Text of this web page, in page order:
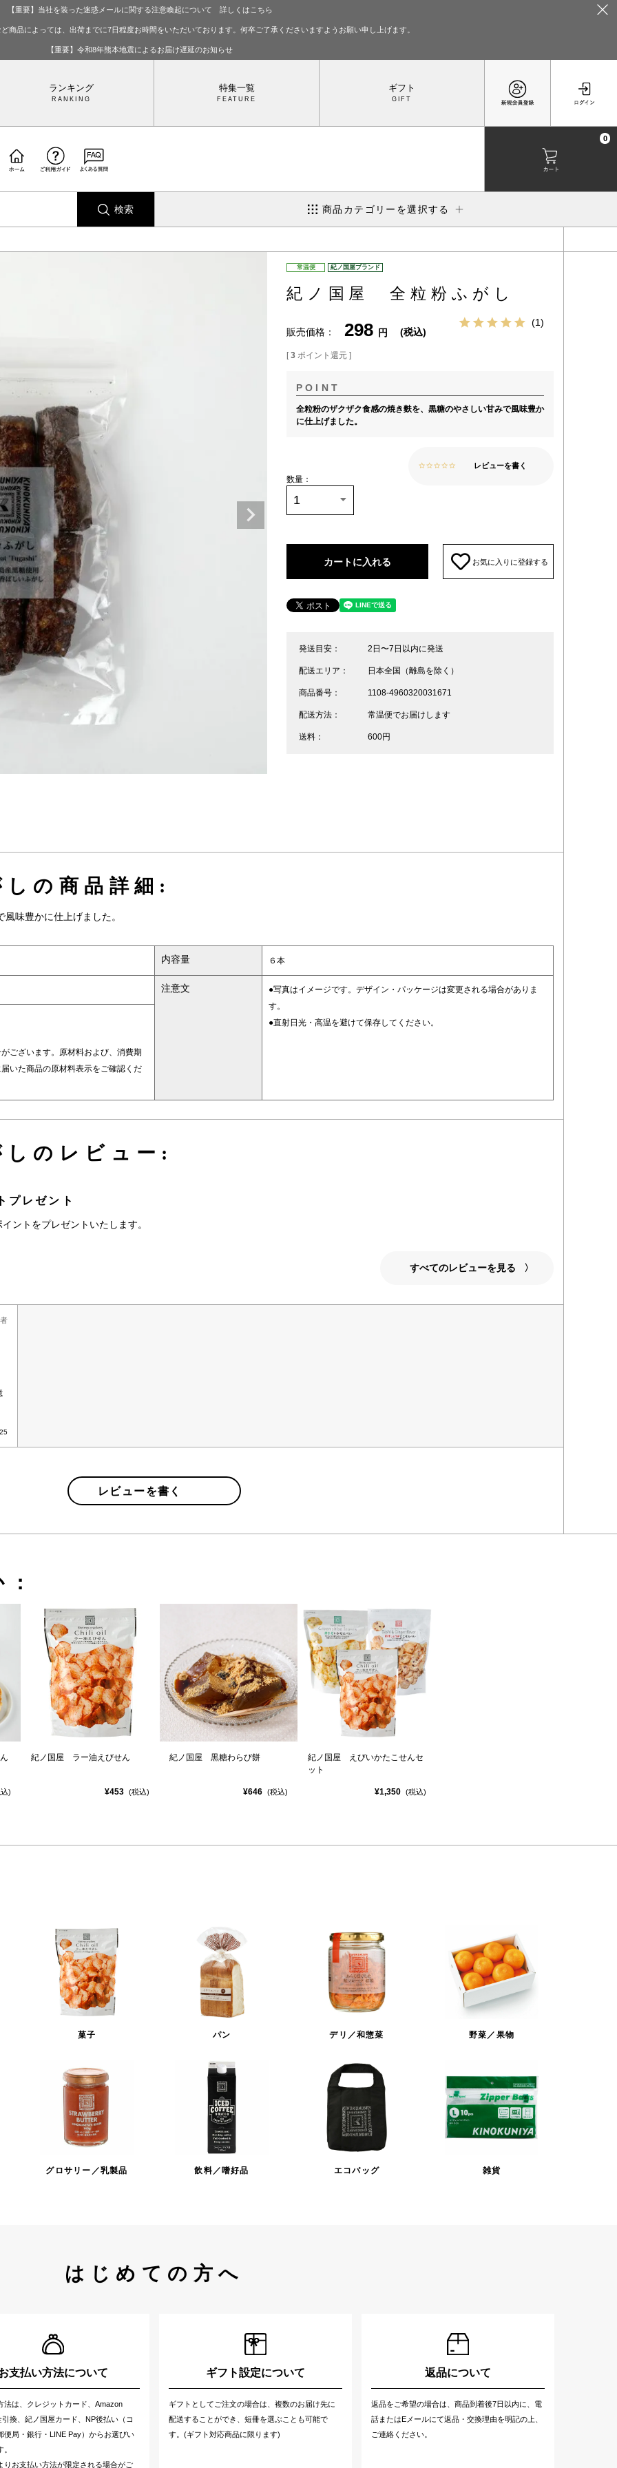
【重要】当社を装った迷惑メールに関する注意喚起について 詳しくはこちら
商品によっては、出荷までに7日程度お時間をいただいております。何卒ご了承くださいますようお願い申し上げます。
【重要】令和8年熊本地震によるお届け遅延のお知らせ
0
ランキング 特集一覧 ギフト
検索 商品カテゴリーを選択する
常温便 紀ノ国屋ブランド
紀ノ国屋 全粒粉ふがし
販売価格 298 税込
1
[3 ポイント還元 ]
全粒粉のザクザク食感の焼き麩を、黒糖のやさしい甘みで風味豊か
に仕上げました。
レビューを書く
お気に入りに登録する
カートに入れる
発送目安： 2日〜7日以内に発送
配送エリア： 日本全国（離島を除く）
商品番号： 1108-4960320031671
配送方法： 常温便でお届けします
送料： 600円
の商品詳細:
味豊かに仕上げました。
ございます。原材料および、消費期
いた商品の原材料表示をご確認くだ
内容量 ６本
注意文
●写真はイメージです。デザイン・パッケージは変更される場合がありま
す。
●直射日光・高温を避けて保存してください。
のレビュー:
プレゼント
ントをプレゼントいたします。
すべてのレビューを見る
レビューを書く
)
紀ノ国屋 ラー油えびせん
¥453 (税込)
紀ノ国屋 黒糖わらび餅
¥646 (税込)
紀ノ国屋 えびいかたこせんセ
ット
¥1,350 (税込)
菓子 パン デリ／和惣菜 野菜／果物
グロサリー／乳製品 飲料／嗜好品 エコバッグ 雑貨
はじめての方へ
支払い方法について
法は、クレジットカード、Amazon
換、紀ノ国屋カード、NP後払い（コ
便局・銀行・LINE Pay）からお選びい
お支払い方法が限定される場合がご
ギフト設定について
ギフトとしてご注文の場合は、複数のお届け先に
配送することができ、短冊を選ぶことも可能で
す。(ギフト対応商品に限ります)
返品について
返品をご希望の場合は、商品到着後7日以内に、電
話またはEメールにて返品・交換理由を明記の上、
ご連絡ください。